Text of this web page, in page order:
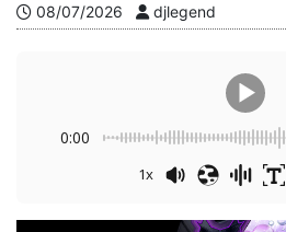
08/07/2026 djlegend
0:00
1x